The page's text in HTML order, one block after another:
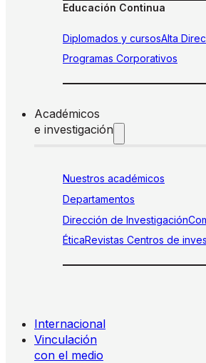
Educación Continua
Diplomados y cursosAlta
Programas Corporativos
Académicos
e investigación
Nuestros académicos
Departamentos
Dirección de Investigación
ÉticaRevistas Centros de
Internacional
Vinculación
con el medio